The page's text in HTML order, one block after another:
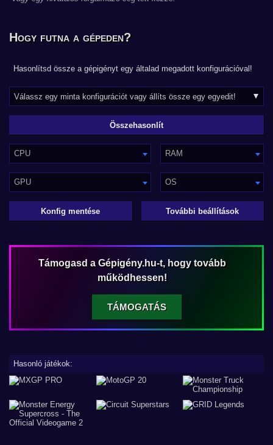
Hogy futna a gépeden?
Hasonlítsd össze a gépigényt egy általad megadott konfigurációval!
CPU RAM
GPU OS
Konfig mentése További beállítások
Támogasd a Gépigény.hu-t, hogy tovább
működhessen!
TÁMOGATÁS
Hasonló játékok: